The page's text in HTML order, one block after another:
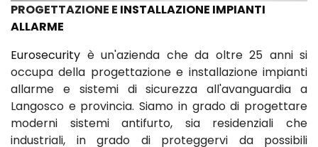
PROGETTAZIONE E INSTALLAZIONE IMPIANTI
ALLARME
Eurosecurity è un'azienda che da oltre 25 anni si
occupa della progettazione e installazione impianti
allarme e sistemi di sicurezza all'avanguardia a
Langosco e provincia. Siamo in grado di progettare
moderni sistemi antifurto, sia residenziali che
industriali, in grado di proteggervi da possibili